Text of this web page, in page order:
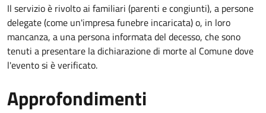
Il servizio è rivolto ai familiari (parenti e congiunti), a persone
delegate (come un'impresa funebre incaricata) o, in loro
mancanza, a una persona informata del decesso, che sono
tenuti a presentare la dichiarazione di morte al Comune dove
l'evento si è verificato.
Approfondimenti